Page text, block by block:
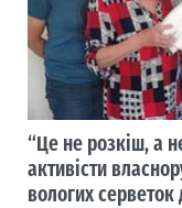
“Це не розкіш, а
активісти
вологих